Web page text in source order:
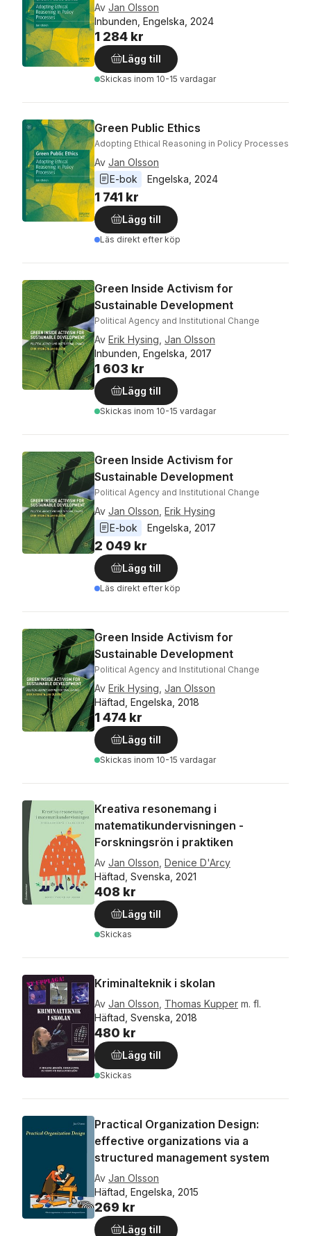
Av Jan Olsson
Inbunden, Engelska, 2024
1 284 kr
Lägg till
Skickas inom 10-15 vardagar
Green Public Ethics
Adopting Ethical Reasoning in Policy Processes
Av Jan Olsson
E-bok
Engelska 2024
1 741 kr
Lägg till
Läs direkt efter köp
Green Inside Activism for
Sustainable Development
Political Agency and Institutional Change
Av Erik Hysing Jan Olsson
Inbunden, Engelska, 2017
1 603 kr
Lägg till
Skickas inom 10-15 vardagar
Green Inside Activism for
Sustainable Development
Political Agency and Institutional Change
Av Jan Olsson Erik Hysing
E-bok
Engelska 2017
2 049 kr
Lägg till
Läs direkt efter köp
Green Inside Activism for
Sustainable Development
Political Agency and Institutional Change
Av Erik Hysing Jan Olsson
Häftad, Engelska, 2018
1 474 kr
Lägg till
Skickas inom 10-15 vardagar
Kreativa resonemang i
matematikundervisningen -
Forskningsrön i praktiken
Av Jan Olsson Denice D'Arcy
Häftad, Svenska, 2021
408 kr
Lägg till
Skickas
Kriminalteknik i skolan
Av Jan Olsson Thomas Kupper m. fl.
Häftad, Svenska, 2018
480 kr
Lägg till
Skickas
Practical Organization Design:
effective organizations via a
structured management system
Av Jan Olsson
Häftad, Engelska, 2015
269 kr
Lägg till